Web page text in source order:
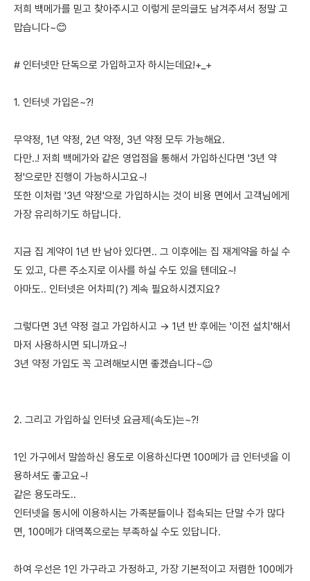
저희 백메가를 믿고 찾아주시고 이렇게 문의글도 남겨주셔서 정말 고
맙습니다~😊
# 인터넷만 단독으로 가입하고자 하시는데요!+_+
1. 인터넷 가입은~?!
무약정, 1년 약정, 2년 약정, 3년 약정 모두 가능해요.
다만..! 저희 백메가와 같은 영업점을 통해서 가입하신다면 '3년 약
정'으로만 진행이 가능하시고요~!
또한 이처럼 '3년 약정'으로 가입하시는 것이 비용 면에서 고객님에게
가장 유리하기도 하답니다.
지금 집 계약이 1년 반 남아 있다면.. 그 이후에는 집 재계약을 하실 수
도 있고, 다른 주소지로 이사를 하실 수도 있을 텐데요~!
아마도.. 인터넷은 어차피(?) 계속 필요하시겠지요?
그렇다면 3년 약정 걸고 가입하시고 → 1년 반 후에는 '이전 설치'해서
마저 사용하시면 되니까요~!
3년 약정 가입도 꼭 고려해보시면 좋겠습니다~😉
2. 그리고 가입하실 인터넷 요금제(속도)는~?!
1인 가구에서 말씀하신 용도로 이용하신다면 100메가 급 인터넷을 이
용하셔도 좋고요~!
같은 용도라도..
인터넷을 동시에 이용하시는 가족분들이나 접속되는 단말 수가 많다
면, 100메가 대역폭으로는 부족하실 수도 있답니다.
하여 우선은 1인 가구라고 가정하고, 가장 기본적이고 저렴한 100메가